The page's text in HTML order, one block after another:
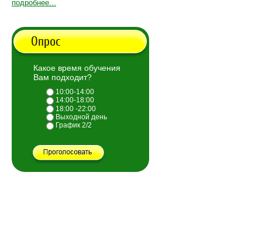
подробнее...
Опрос
Какое время обучения
Вам подходит?
10:00-14:00
14:00-18:00
18:00 -22:00
Выходной день
График 2/2